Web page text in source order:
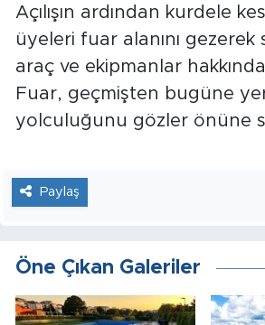
Açılışın ardından kurdele
üyeleri fuar alanını gezerek
araç ve ekipmanlar
Fuar, geçmişten bugüne
yolculuğunu gözler önüne
Paylaş
Öne Çıkan Galeriler